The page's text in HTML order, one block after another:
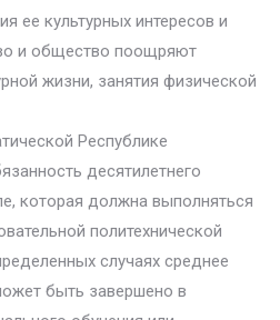
ее культурных интересов и
и общество поощряют
жизни, занятия физической
Республике
десятилетнего
которая должна выполняться
политехнической
случаях среднее
быть завершено в